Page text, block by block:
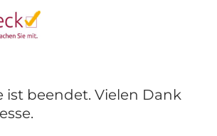
ist beendet. Vielen Dank